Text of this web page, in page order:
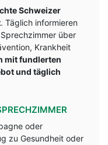
Schweizer
. Täglich informieren
über
Krankheit
mit fundlerten
und täglich
oder
zu Gesundheit oder